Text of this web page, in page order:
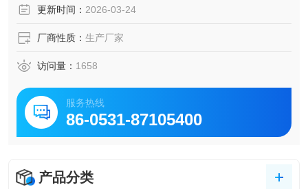
更新时间： 2026-03-24
厂商性质： 生产厂家
访问量： 1658
服务热线
86-0531-87105400
产品分类